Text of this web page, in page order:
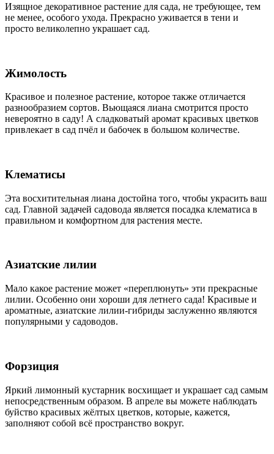
Изящное декоративное растение для сада, не требующее, тем
не менее, особого ухода. Прекрасно уживается в тени и
просто великолепно украшает сад.
Жимолость
Красивое и полезное растение, которое также отличается
разнообразием сортов. Вьющаяся лиана смотрится просто
невероятно в саду! А сладковатый аромат красивых цветков
привлекает в сад пчёл и бабочек в большом количестве.
Клематисы
Эта восхитительная лиана достойна того, чтобы украсить ваш
сад. Главной задачей садовода является посадка клематиса в
правильном и комфортном для растения месте.
Азиатские лилии
Мало какое растение может «переплюнуть» эти прекрасные
лилии. Особенно они хороши для летнего сада! Красивые и
ароматные, азиатские лилии-гибриды заслуженно являются
популярными у садоводов.
Форзиция
Яркий лимонный кустарник восхищает и украшает сад самым
непосредственным образом. В апреле вы можете наблюдать
буйство красивых жёлтых цветков, которые, кажется,
заполняют собой всё пространство вокруг.